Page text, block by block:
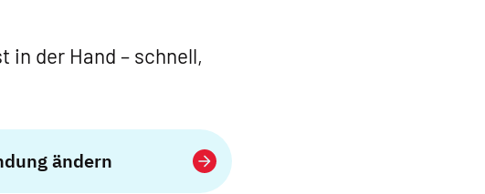
in der Hand – schnell,
ändern